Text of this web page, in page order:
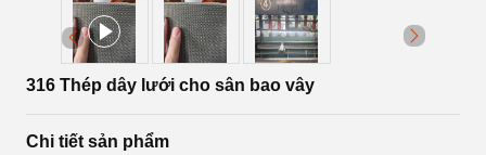
316 Thép dây lưới cho sân bao vây
Chi tiết sản phẩm